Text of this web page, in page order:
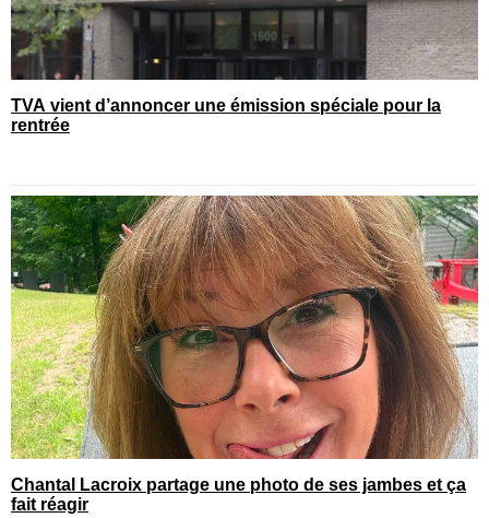
TVA vient d’annoncer une émission spéciale pour la
rentrée
Chantal Lacroix partage une photo de ses jambes et ça
fait réagir